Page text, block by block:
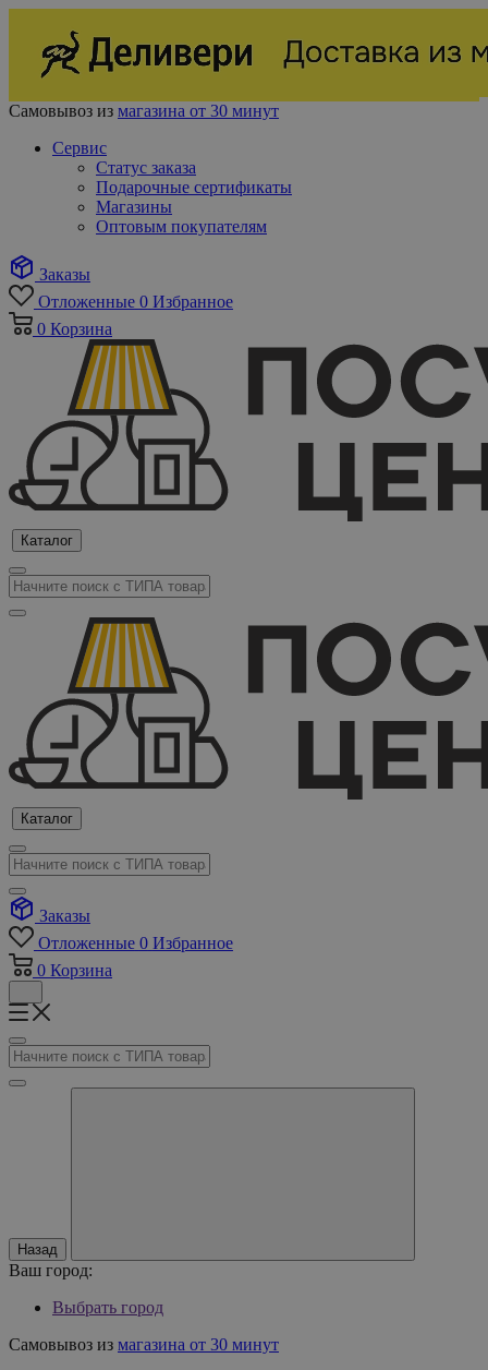
Самовывоз из магазина от 30 минут
Сервис
Статус заказа
Подарочные сертификаты
Магазины
Оптовым покупателям
Заказы
Отложенные 0 Избранное
0 Корзина
Каталог
Каталог
Заказы
Отложенные 0 Избранное
0 Корзина
Назад
Ваш город:
Выбрать город
Самовывоз из магазина от 30 минут